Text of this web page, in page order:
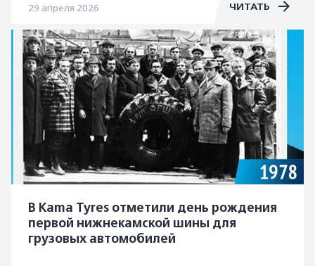
29 апреля 2026 ЧИТАТЬ
В Kama Tyres отметили день рождения
первой нижнекамской шины для
грузовых автомобилей